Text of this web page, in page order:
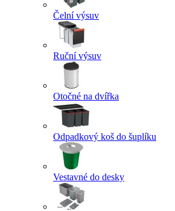
Čelní výsuv
Ruční výsuv
Otočné na dvířka
Odpadkový koš do šuplíku
Vestavné do desky